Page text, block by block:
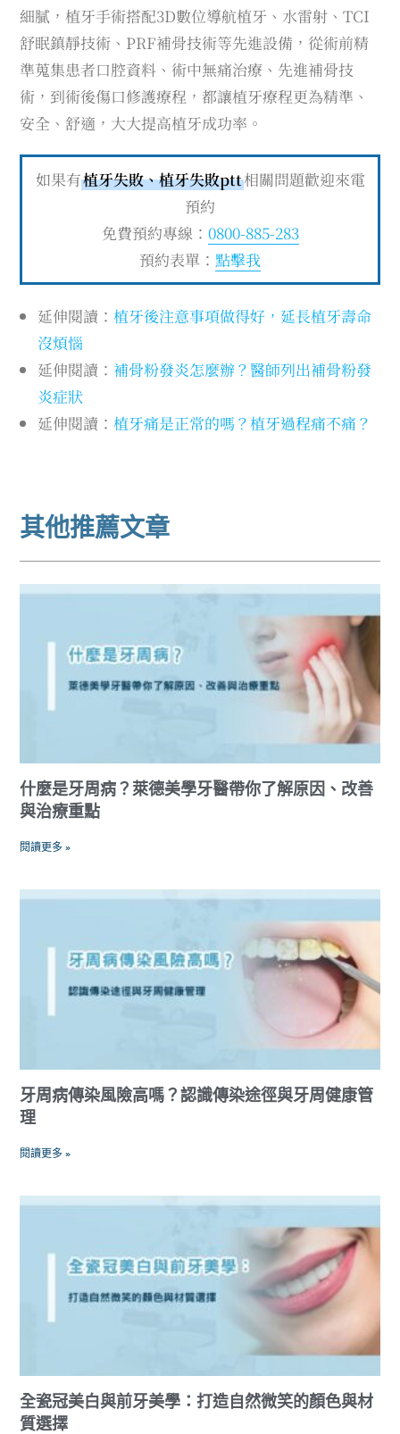
細膩，植牙手術搭配3D數位導航植牙、水雷射、TCI
舒眠鎮靜技術、PRF補骨技術等先進設備，從術前精
準蒐集患者口腔資料、術中無痛治療、先進補骨技
術，到術後傷口修護療程，都讓植牙療程更為精準、
安全、舒適，大大提高植牙成功率。
如果有植牙失敗、植牙失敗ptt相關問題歡迎來電
預約
免費預約專線： 0800-885-283
預約表單： 點擊我
延伸閱讀：植牙後注意事項做得好，延長植牙壽命
沒煩惱
延伸閱讀： 補骨粉發炎怎麼辦？醫師列出補骨粉發
炎症狀
延伸閱讀：植牙痛是正常的嗎？植牙過程痛不痛？
其他推薦文章
什麼是牙周病？萊德美學牙醫帶你了解原因、改善
與治療重點
閱讀更多 »
牙周病傳染風險高嗎？認識傳染途徑與牙周健康管
理
閱讀更多 »
全瓷冠美白與前牙美學：打造自然微笑的顏色與材
質選擇